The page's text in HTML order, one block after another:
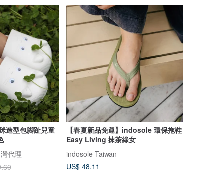
造型包腳趾兒童
代理
【春夏新品免運】indosole 環保拖鞋
Easy Living 抹茶綠女
indosole Taiwan
US$ 48.11